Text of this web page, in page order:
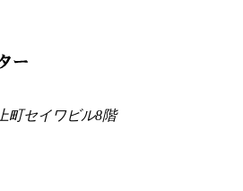
上町セイワビル8階